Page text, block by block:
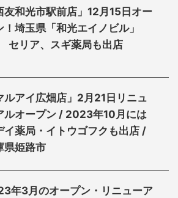
友和光市駅前店」12月15日オー
！埼玉県「和光エイノビル」
リア、スギ薬局も出店
ルアイ広畑店」2月21日リニュ
ルオープン / 2023年10月には
イ薬局・イトウゴフクも出店 /
県姫路市
年3月のオープン・リニューア